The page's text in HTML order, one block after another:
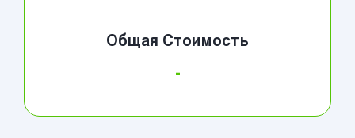
Общая Стоимость
-